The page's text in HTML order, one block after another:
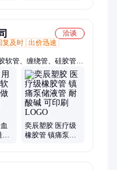
洽谈
复及时 出价迅速
软管、缠绕管、硅胶管
条
胶
奕辰塑胶 医疗级
橡胶管 镇痛泵储